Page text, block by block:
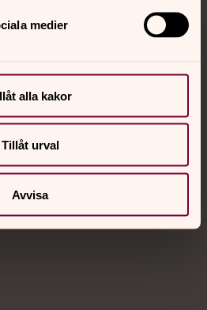
medier
alla kakor
Tillåt urval
Avvisa
Prata eller chatta anonymt
och nätter.